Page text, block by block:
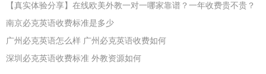
【真实体验分享】在线欧美外教一对一哪家靠谱？一年收费贵不贵？
南京必克英语收费标准是多少
广州必克英语怎么样 广州必克英语收费如何
深圳必克英语收费标准 外教资源如何